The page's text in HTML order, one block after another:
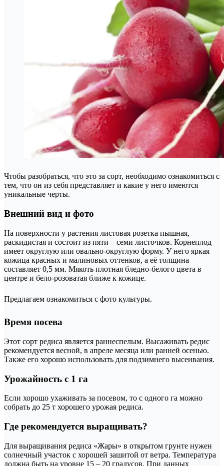
Чтобы разобраться, что это за сорт, необходимо ознакомиться с
тем, что он из себя представляет и какие у него имеются
уникальные черты.
Внешний вид и фото
На поверхности у растения листовая розетка пышная,
раскидистая и состоит из пяти – семи листочков. Корнеплод
имеет округлую или овально-округлую форму. У него яркая
кожица красных и малиновых оттенков, а её толщина
составляет 0,5 мм. Мякоть плотная бледно-белого цвета в
центре и бело-розоватая ближе к кожице.
Предлагаем ознакомиться с фото культуры.
Время посева
Этот сорт редиса является раннеспелым. Высаживать редис
рекомендуется весной, в апреле месяца или ранней осенью.
Также его хорошо использовать для подзимнего высеивания.
Урожайность с 1 га
Если хорошо ухаживать за посевом, то с одного га можно
собрать до 25 т хорошего урожая редиса.
Где рекомендуется выращивать?
Для выращивания редиса «Жары» в открытом грунте нужен
солнечный участок с хорошей зашитой от ветра. Температура
должна быть на уровне 15 – 20 градусов. При данных